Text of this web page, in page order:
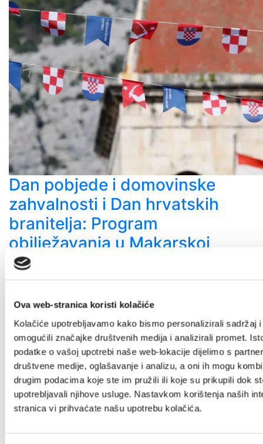
Ova web-stranica koristi kolačiće
Kolačiće upotrebljavamo kako bismo personalizirali sadržaj
omogućili značajke društvenih medija i analizirali promet.
podatke o vašoj upotrebi naše web-lokacije dijelimo s
društvene medije, oglašavanje i analizu, a oni ih mogu
drugim podacima koje ste im pružili ili koje su prikupili dok
upotrebljavali njihove usluge. Nastavkom korištenja naših
stranica vi prihvaćate našu upotrebu kolačića.
Dan pobjede i domovinske
zahvalnosti i Dan hrvatskih
branitelja: Program
obilježavanja u Makarskoj
4. kolovoza 2026.